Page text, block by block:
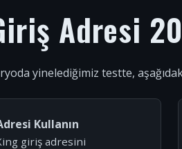
Adresi
yinelediğimiz testte,
Kullanın
giriş adresini